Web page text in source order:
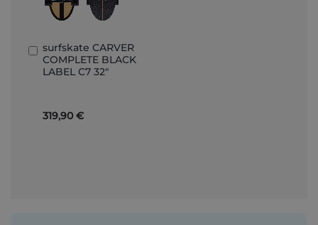
surfskate CARVER
COMPLETE BLACK
LABEL C7 32"
319,90 €
Aggiungi
al
Carrello